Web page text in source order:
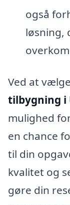
også
løsning,
Ved at
tilbygning i
mulighed
en chance
til din
kvalitet og
gøre din